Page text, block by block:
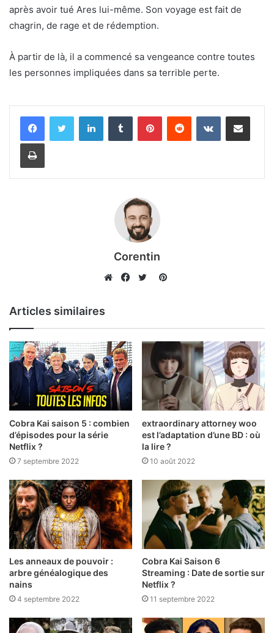
après avoir tué Ares lui-même. Son voyage est fait de
chagrin, de rage et de rédemption.
À partir de là, il a commencé sa vengeance contre toutes
les personnes impliquées dans sa terrible perte.
LinkedinTumblr PinterestReddit VKontaktePartager par email
Imprimer
Corentin
Pinterest
Articles similaires
Cobra Kai saison 5 : combien
d’épisodes pour la série
Netflix ?
7 septembre 2022
extraordinary attorney woo
est l’adaptation d’une BD : où
la lire ?
10 août 2022
Les anneaux de pouvoir :
arbre généalogique des
nains
4 septembre 2022
Cobra Kai Saison 6
Streaming : Date de sortie sur
Netflix ?
11 septembre 2022